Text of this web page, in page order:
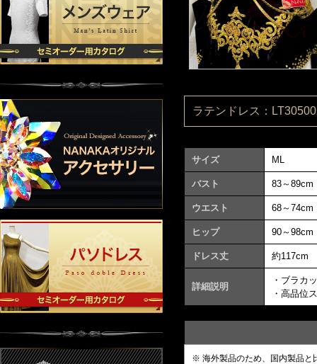
ラテンドレス：
サイズ ML
バスト 83～89cm
ウエスト 68～74cm
ヒップ 90～98cm
ドレス丈 約117cm
詳細説明
・ブラカ
・高品位
※ 海外製品のため、国内製品と